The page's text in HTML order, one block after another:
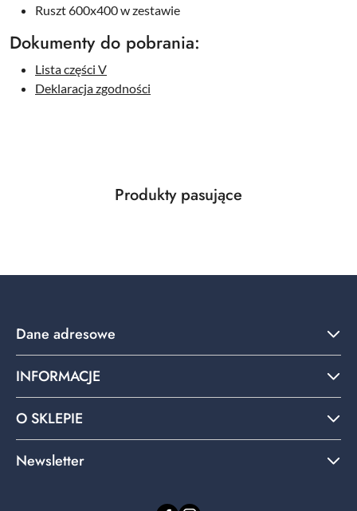
Ruszt 600x400 w zestawie
Dokumenty do pobrania:
Lista części V
Deklaracja zgodności
Pomiń karuzelę produktów
Produkty
Produkty pasujące
Dane adresowe
INFORMACJE
O SKLEPIE
Newsletter